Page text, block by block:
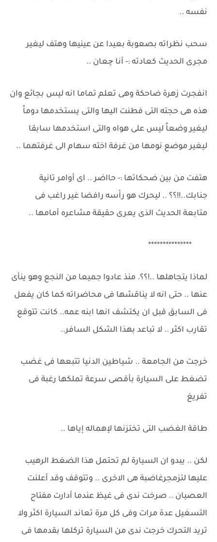
نفسه ..
سحب نظراته بصعوبة بعيدا عن عينيها وهتف ليغير
مجرى الحديث كعادته :- أنا چعان ..
انفجرت زهرة ضاحكة وهى تعلم تماما انه ليس بجائع وان
هذه هى حجته التى فطنت اليها والتى يستخدمها دوماً
ليغير وضعاً ليس على هواه والتى استخدمها سابقا
ليغير موضع نومها من غرفة اخته سهام الى غرفتهما ..
هتفت من بين ضحكاتها :- حااضر .. اى أوامر تانية
جنابك..!!؟؟ .. ليحرك هو راْسه رافضا غير راغب فى
متابعة الحديث الذى يعرى حقيقة مشاعره أمامها ..
***************
لماذا يتجاهلها ..!؟؟. منذ عادوا جميعا من النجع وهو ينأى
عنها .. حتى انه لا يناقشها فى محاضراته كما كان يفعل
فى السابق قبل ان يكتشف انها ابنه عمه.. كانت تتوقع
تقارب اكثر .. لا تباعد بهذا الشكل السافر..
خرجت من الجامعة .. شياطين الدنيا تتبعها فى غضب
تضغط على السيارة بأقصى سرعة تملكها رغبة فى
تفريغ
طاقة الغضب التى تختزنها لإهماله إياها ..
لكن .. يبدو ان السيارة لم تحتمل هذا الضغط الرهيب
عليها لتزمجرغاضبة هى الاخرى .. وتتوقف وقد أعلنت
العصيان .. صرخت ندى فى غيظ عندما أدارت مفتاح
التسغيل عدة مرات وفى كل مرة تعاند السيارة اكثر ولا
تريد التحرك خرجت ندى من السيارة تركلها بقدمها فى